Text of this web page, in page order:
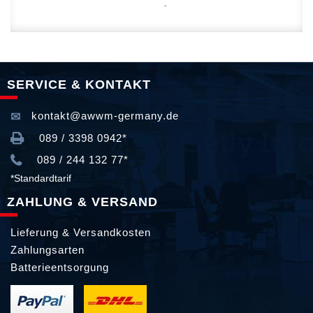
SERVICE & KONTAKT
kontakt@awwm-germany.de
089 / 3398 0942*
089 / 244 132 77*
*Standardtarif
ZAHLUNG & VERSAND
Lieferung & Versandkosten
Zahlungsarten
Batterieentsorgung